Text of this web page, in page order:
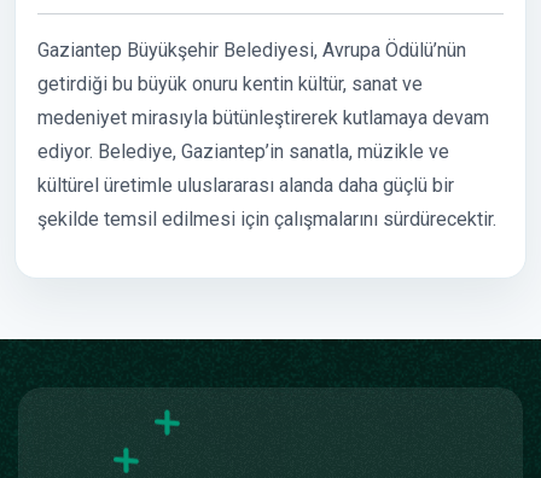
Gaziantep Büyükşehir Belediyesi, Avrupa Ödülü’nün
getirdiği bu büyük onuru kentin kültür, sanat ve
medeniyet mirasıyla bütünleştirerek kutlamaya devam
ediyor. Belediye, Gaziantep’in sanatla, müzikle ve
kültürel üretimle uluslararası alanda daha güçlü bir
şekilde temsil edilmesi için çalışmalarını sürdürecektir.